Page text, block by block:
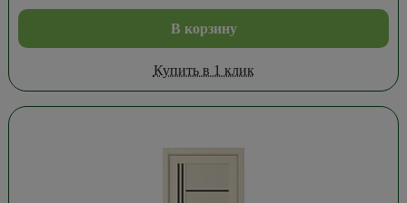
В корзину
Купить в 1 клик